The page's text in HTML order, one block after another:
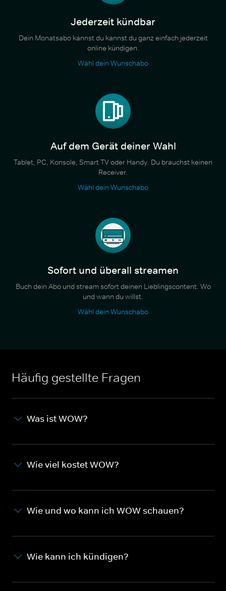
Jederzeit kündbar
Dein Monatsabo kannst du kannst du ganz einfach jederzeit
online kündigen.
Wähl dein Wunschabo
Auf dem Gerät deiner Wahl
Tablet, PC, Konsole, Smart TV oder Handy. Du brauchst keinen
Receiver.
Wähl dein Wunschabo
Sofort und überall streamen
Buch dein Abo und stream sofort deinen Lieblingscontent. Wo
und wann du willst.
Wähl dein Wunschabo
Häufig gestellte Fragen
Was ist WOW?
Wie viel kostet WOW?
Wie und wo kann ich WOW schauen?
Wie kann ich kündigen?